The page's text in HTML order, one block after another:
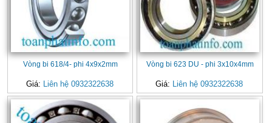
Vòng bi 618/4- phi 4x9x2mm
Giá: Liên hệ 0932322638
Vòng bi 623 DU - phi 3x10x4mm
Giá: Liên hệ 0932322638